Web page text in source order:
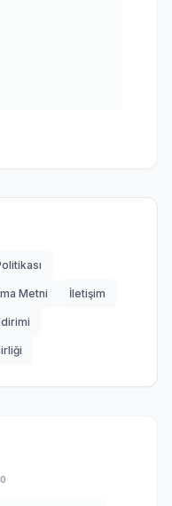
Metni İletişim